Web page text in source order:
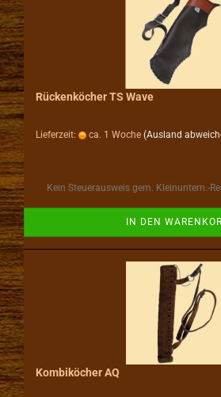
Rückenköcher TS Wave
Lieferzeit: ca. 1 Woche (Ausland
Kein Steuerausweis gem. Kleinuntern.-
IN DEN
Kombiköcher AQ